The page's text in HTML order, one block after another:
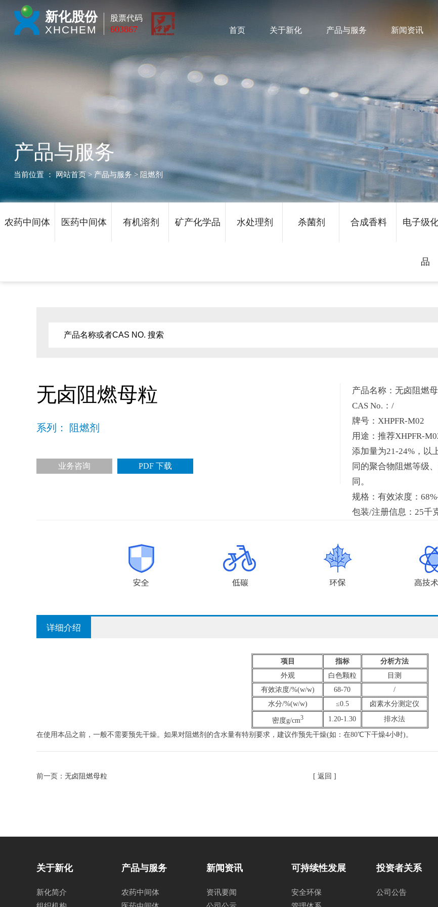
新化股份
XHCHEM
股票代码
603867 首页 关于新化 产品与服务 新闻资讯
产品与服务
当前位置 ：网站首页> 产品与服务 > 阻燃剂
农药中间体 医药中间体 有机溶剂 矿产化学品 水处理剂 杀菌剂 合成香料 电子级
品
无卤阻燃母粒
系列： 阻燃剂
业务咨询 PDF 下载
产品名称：无卤阻燃
CAS No.：/
牌号：XHPFR-M02
用途：推荐XHPFR-
添加量为21-24%，以
同的聚合物阻燃等级
同。
规格：有效浓度：
包装/注册信息：25千
详细介绍
项目 指标
分析方法
外观
白色颗粒
目测
有效浓度/%(w/w)
68-70
/
水分/%(w/w)
≤0.5 卤素水分测定仪
密度g/cm3 1.20-1.30 排水法
在使用本品之前，一般不需要预先干燥。如果对阻燃剂的含水量有特别要求，建议作预先干燥(如：在80℃下干燥4小时)。
前一页： 无卤阻燃母粒 [ 返回 ]
关于新化
新化简介
产品与服务
农药中间体
新闻资讯
资讯要闻
可持续性发展
安全环保
投资者关系
公司公告